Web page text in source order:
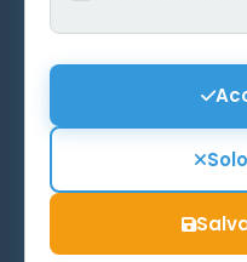
Mappa del sito